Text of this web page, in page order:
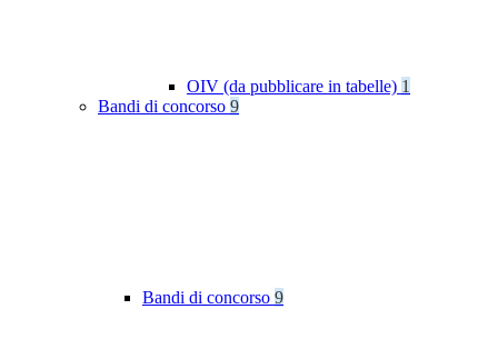
OIV (da pubblicare in tabelle) 1
Bandi di concorso 9
Bandi di concorso 9